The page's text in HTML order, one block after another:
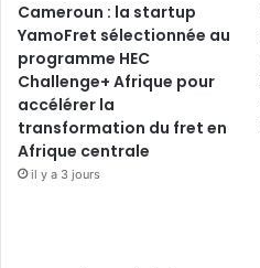
Cameroun : la startup
YamoFret sélectionnée au
programme HEC
Challenge+ Afrique pour
accélérer la
transformation du fret en
Afrique centrale
il y a 3 jours